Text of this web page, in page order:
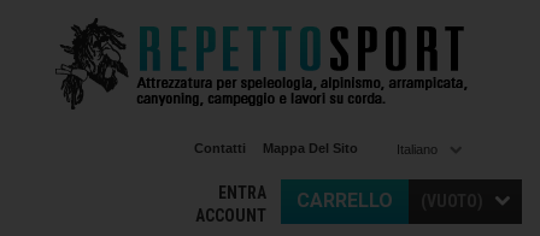
Italiano
Contatti Mappa Del Sito
CARRELLO
ENTRA
ACCOUNT